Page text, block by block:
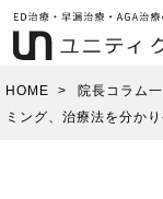
HOME > 院長コラム
ミング、治療法を分か